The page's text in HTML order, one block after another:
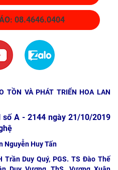
08.4646.0404
TỒN VÀ PHÁT TRIỂN HOA LAN
số A - 2144 ngày 21/10/2019
Nguyễn Huy Tấn
Trần Duy Quý, PGS. TS Đào Thế